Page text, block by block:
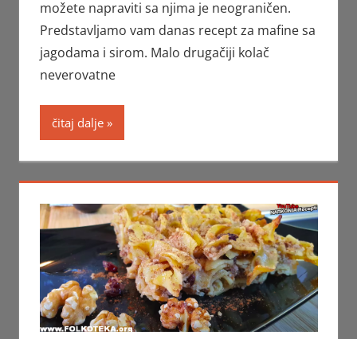
možete napraviti sa njima je neograničen.
Predstavljamo vam danas recept za mafine sa
jagodama i sirom. Malo drugačiji kolač
neverovatne
čitaj dalje